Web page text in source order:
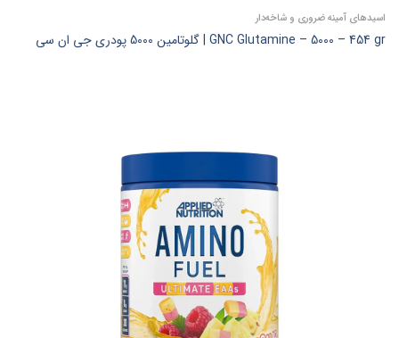
اسیدهای آمینه ضروری و شاخه‌دار
GNC Glutamine – 5000 – 454 gr | گلوتامین 5000 پودری جی ان سی